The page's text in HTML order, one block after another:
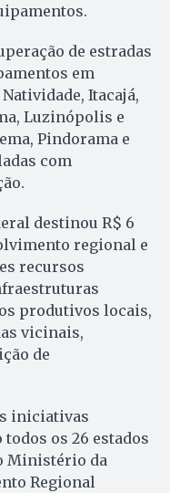
de estradas
em
Itacajá,
Luzinópolis e
Pindorama e
com
destinou R$ 6
regional e
recursos
produtivos locais,
vicinais,
de
iniciativas
os 26 estados
Ministério da
Regional